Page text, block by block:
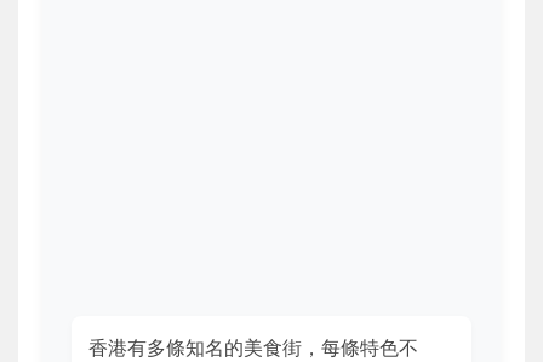
香港有多條知名的美食街，每條特色不